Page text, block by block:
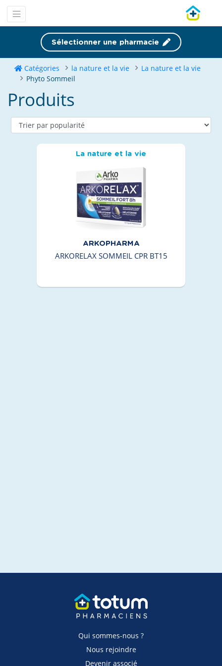
Sélectionner une pharmacie
Catégories la nature et la vie
La nature et la vie
Phyto Sommeil
Produits
La nature et la vie
ARKOPHARMA
ARKORELAX SOMMEIL CPR BT15
Qui sommes-nous ?
Nous rejoindre
Devenir associé